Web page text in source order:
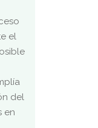
el
del
en